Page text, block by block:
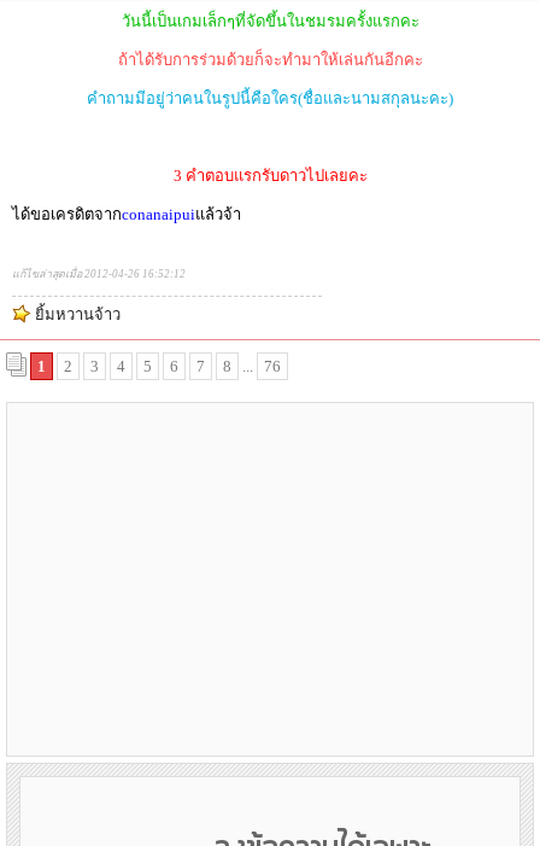
วันนี้เป็นเกมเล็กๆที่จัดขึ้นในชมรมครั้งแรกคะ
ถ้าได้รับการร่วมด้วยก็จะทำมาให้เล่นกันอีกคะ
คำถามมีอยู่ว่าคนในรูปนี้คือใคร(ชื่อและนามสกุลนะคะ)
3 คำตอบแรกรับดาวไปเลยคะ
ได้ขอเครดิตจากconanaipuiแล้วจ้า
แก้ไขล่าสุดเมื่อ 2012-04-26 16:52:12
ยิ้มหวานจ้าว
1 2 3 4 5 6 7 8 ... 76